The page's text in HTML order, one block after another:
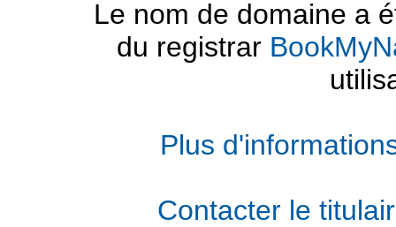
Le nom de domaine a
du registrar
Plus
Contacter le